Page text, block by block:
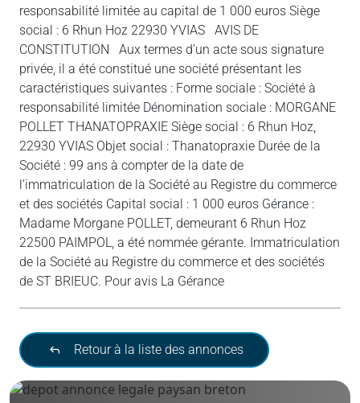
responsabilité limitée au capital de 1 000 euros Siège
social : 6 Rhun Hoz 22930 YVIAS AVIS DE
CONSTITUTION Aux termes d’un acte sous signature
privée, il a été constitué une société présentant les
caractéristiques suivantes : Forme sociale : Société à
responsabilité limitée Dénomination sociale : MORGANE
POLLET THANATOPRAXIE Siège social : 6 Rhun Hoz,
22930 YVIAS Objet social : Thanatopraxie Durée de la
Société : 99 ans à compter de la date de
l’immatriculation de la Société au Registre du commerce
et des sociétés Capital social : 1 000 euros Gérance :
Madame Morgane POLLET, demeurant 6 Rhun Hoz
22500 PAIMPOL, a été nommée gérante. Immatriculation
de la Société au Registre du commerce et des sociétés
de ST BRIEUC. Pour avis La Gérance
Retour à la liste des annonces